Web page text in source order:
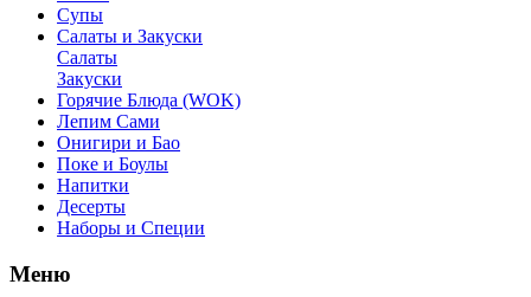
Супы
Салаты и Закуски
Салаты
Закуски
Горячие Блюда (WOK)
Лепим Сами
Онигири и Бао
Поке и Боулы
Напитки
Десерты
Наборы и Специи
Меню